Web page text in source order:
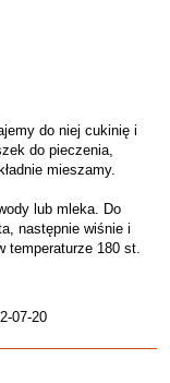
do niej cukinię i
do pieczenia,
mieszamy.
lub mleka. Do
następnie wiśnie i
temperaturze 180 st.
07-20